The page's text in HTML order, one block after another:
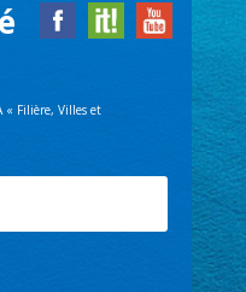
« Filière, Villes et